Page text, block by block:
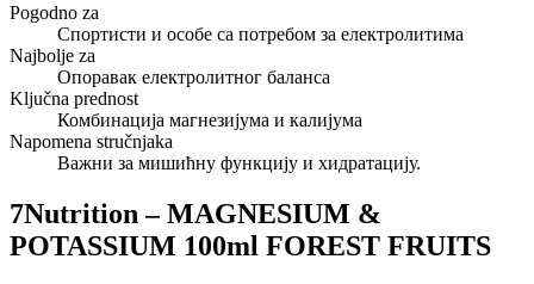
Pogodno za
Спортисти и особе са потребом за електролитима
Najbolje za
Опоравак електролитног баланса
Ključna prednost
Комбинација магнезијума и калијума
Napomena stručnjaka
Важни за мишићну функцију и хидратацију.
7Nutrition – MAGNESIUM &
POTASSIUM 100ml FOREST FRUITS